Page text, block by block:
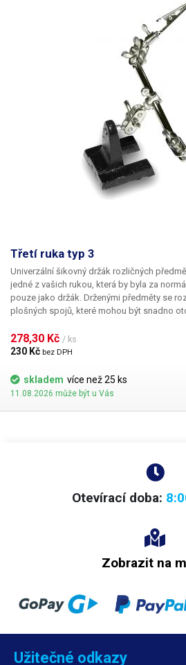
Třetí ruka typ 3
Univerzální šikovný držák rozličných
jedné z vašich rukou, která by byla za
pouze jako držák. Drženými předměty se
plošných spojů, které mohou být snadno
pájení. Pružinové krokosvorky na 3D
to, co potřebujete...
278,30 Kč / ks
230 Kč bez DPH
skladem více než 25 ks
11.08.2026 může být u Vás
Otevírací doba:
Zobrazit na
Užitečné odkazy